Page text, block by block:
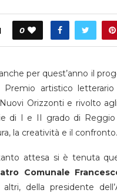
0
per quest’anno il
Premio artistico letterario
Nuovi Orizzonti e rivolto
di I e II grado di Reggio
la creatività e il confronto.
attesa si è tenuta
Comunale
della presidente